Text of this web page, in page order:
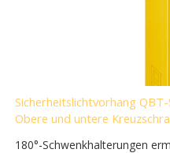
Sicherheitslichtvorhang
Obere und untere
180°-Schwenkhalterungen